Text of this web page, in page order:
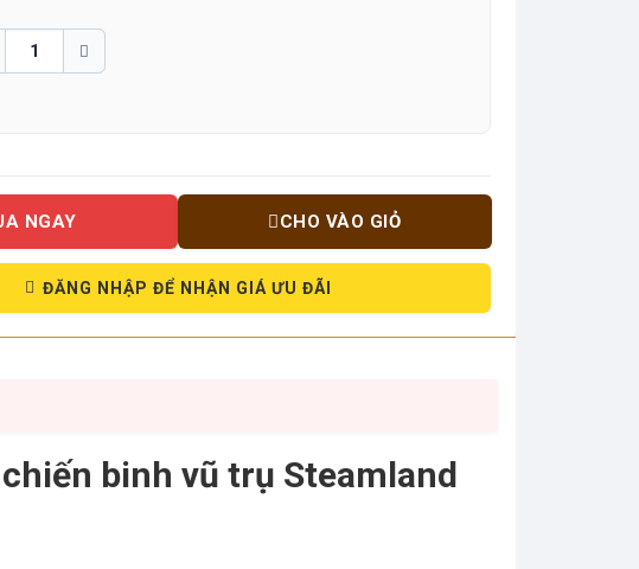
NGAY CHO VÀO GIỎ
ĐĂNG NHẬP ĐỂ NHẬN GIÁ ƯU ĐÃI
binh vũ trụ Steamland